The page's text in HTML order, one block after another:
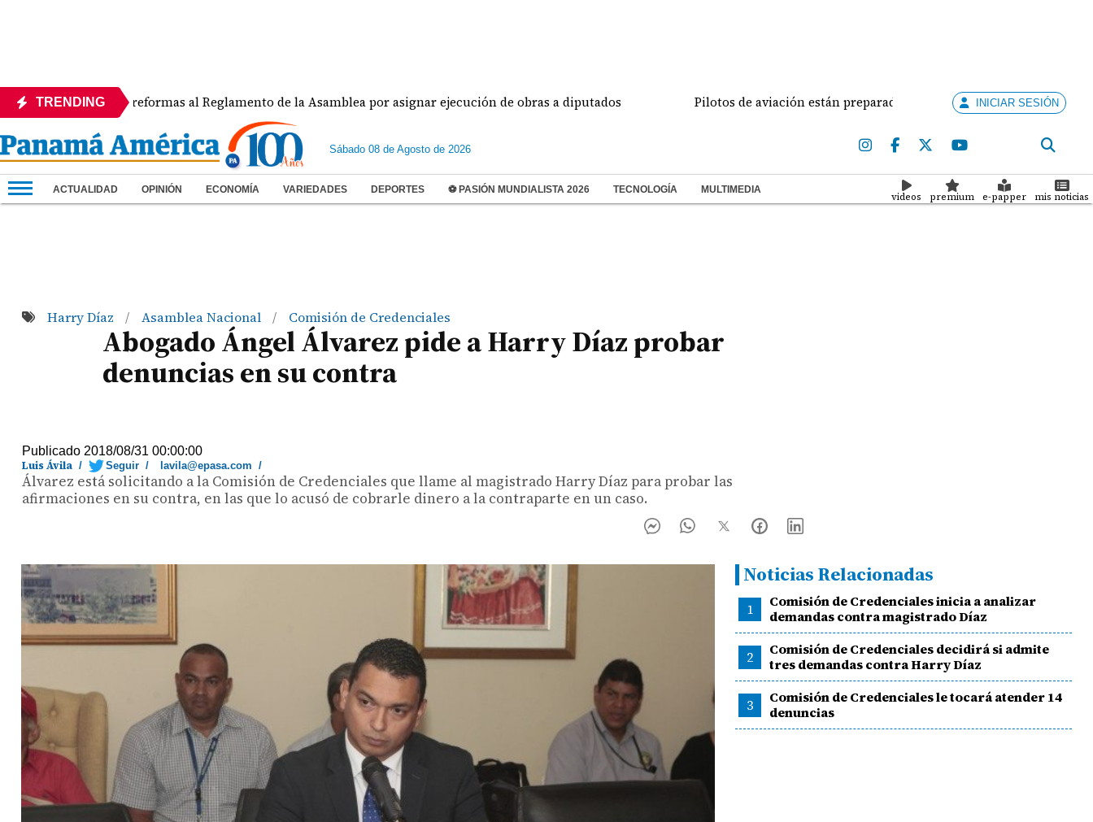
TRENDING
APEDE rechaza reformas al Reglamento de la Asamblea por asignar ejecución de obras a diputados Pilotos de aviación están preparados para ejercer la docenciaINICIAR SESIÓN
Sábado 08 de Agosto de 2026
ACTUALIDAD OPINIÓN ECONOMÍA VARIEDADES DEPORTES ⚽ PASIÓN MUNDIALISTA 2026 TECNOLOGÍA MULTIMEDIA
videos premium e-papper mis noticias
Harry Díaz / Asamblea Nacional / Comisión de Credenciales
Abogado Ángel Álvarez pide a Harry Díaz probar
denuncias en su contra
Publicado 2018/08/31 00:00:00
Luis Ávila / Seguir / lavila@epasa.com /
Álvarez está solicitando a la Comisión de Credenciales que llame al magistrado Harry Díaz para probar las
afirmaciones en su contra, en las que lo acusó de cobrarle dinero a la contraparte en un caso.
Noticias Relacionadas
1
Comisión de Credenciales inicia a analizar
demandas contra magistrado Díaz
2
Comisión de Credenciales decidirá si admite
tres demandas contra Harry Díaz
3
Comisión de Credenciales le tocará atender 14
denuncias